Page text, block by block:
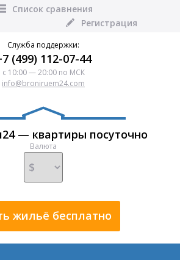
Список сравнения
Регистрация
Служба поддержки:
(499) 112-07-44
с 10:00 — 20:00 по МСК
info@broniruem24.com
— квартиры посуточно
Валюта
жильё бесплатно